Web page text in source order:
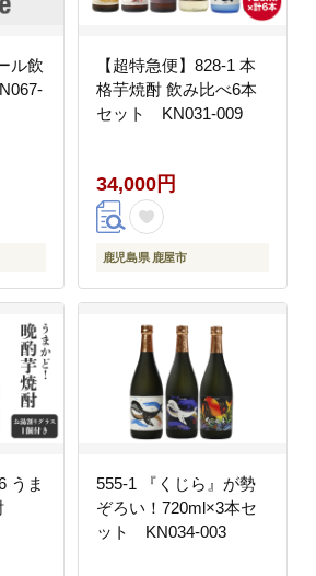
ル飲
【超特急便】828-1 本
格芋焼酎 飲み比べ6本
セット KN031-009
34,000円
鹿児島県 鹿屋市
うま
555-1 『くじら』が勢
ぞろい！720ml×3本セ
ット KN034-003